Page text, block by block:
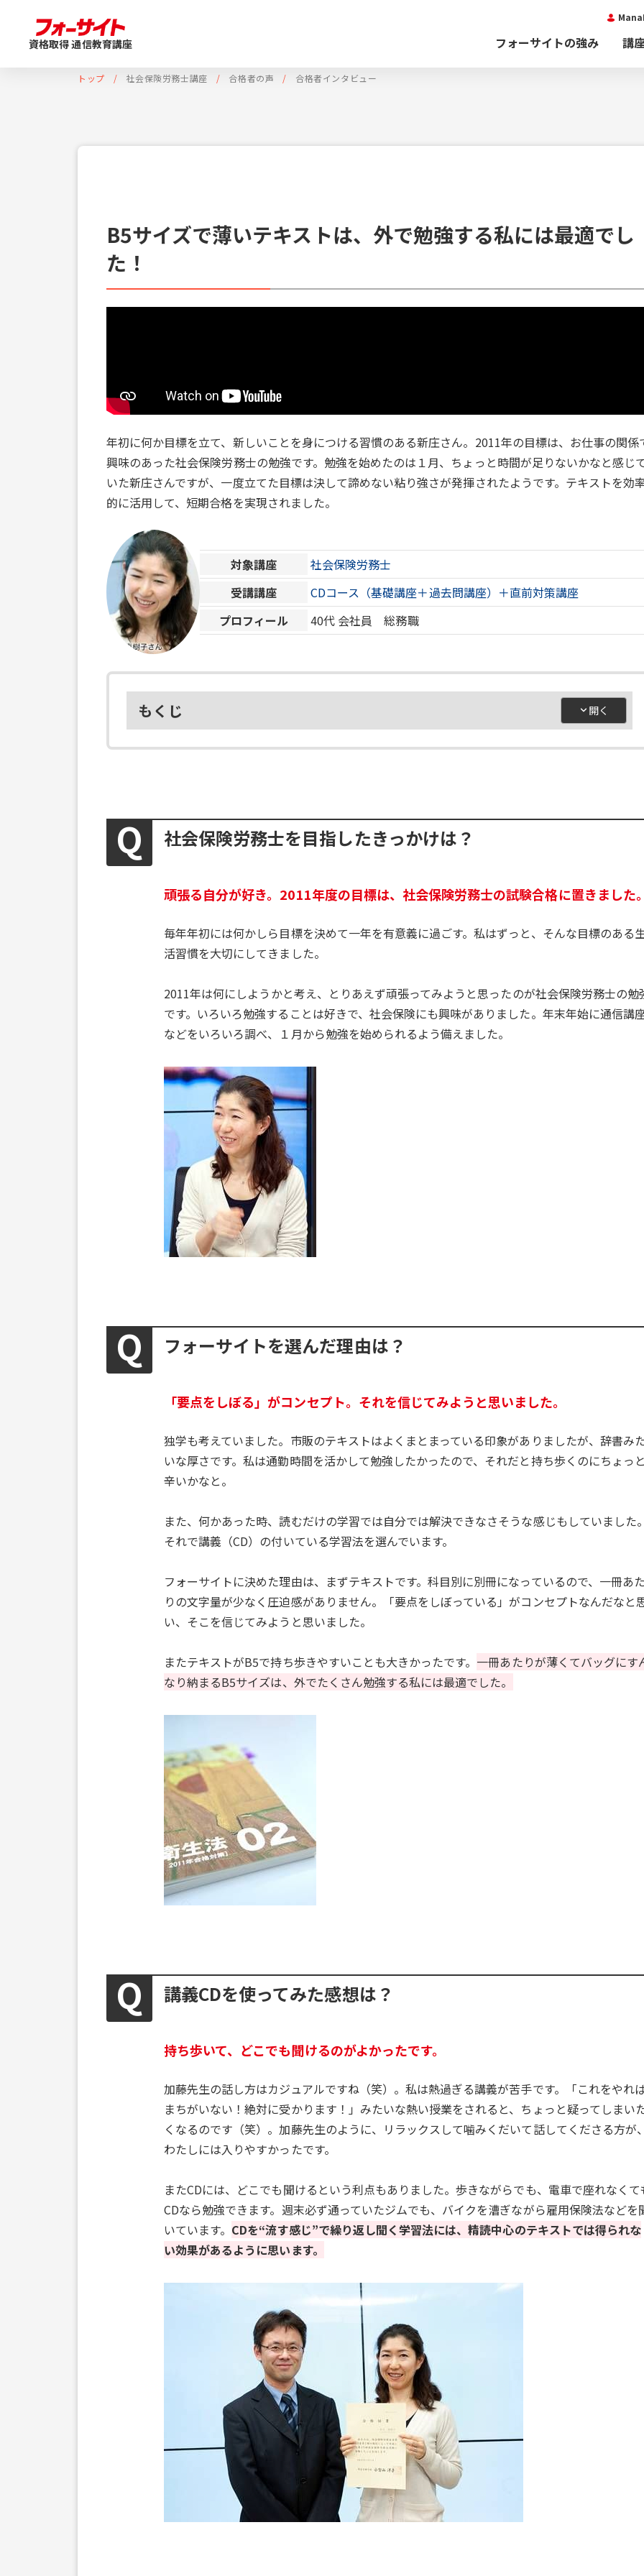
資格取得 通信教育講座 フォーサイトの強み 講
トップ 社会保険労務士講座 合格者の声 合格者インタビュー
B5サイズで薄いテキストは、外で勉強する私には最適でし
た！
年初に何か目標を立て、新しいことを身につける習慣のある新庄さん。2011年の目標は、お仕事の関係
興味のあった社会保険労務士の勉強です。勉強を始めたのは１月、ちょっと時間が足りないかなと感じ
いた新庄さんですが、一度立てた目標は決して諦めない粘り強さが発揮されたようです。テキストを効
的に活用して、短期合格を実現されました。
対象講座
社会保険労務士
受講講座
CDコース（基礎講座＋過去問講座）＋直前対策講座
プロフィール
40代 会社員 総務職
もくじ
社会保険労務士を目指したきっかけは？
頑張る自分が好き。2011年度の目標は、社会保険労務士の試験合格に置きました
毎年年初には何かしら目標を決めて一年を有意義に過ごす。私はずっと、そんな目標のある
活習慣を大切にしてきました。
2011年は何にしようかと考え、とりあえず頑張ってみようと思ったのが社会保険労務士の勉
です。いろいろ勉強することは好きで、社会保険にも興味がありました。年末年始に通信講
などをいろいろ調べ、１月から勉強を始められるよう備えました。
フォーサイトを選んだ理由は？
「要点をしぼる」がコンセプト。それを信じてみようと思いました。
独学も考えていました。市販のテキストはよくまとまっている印象がありましたが、辞書み
いな厚さです。私は通勤時間を活かして勉強したかったので、それだと持ち歩くのにちょっ
辛いかなと。
また、何かあった時、読むだけの学習では自分では解決できなさそうな感じもしていました
それで講義（CD）の付いている学習法を選んでいます。
フォーサイトに決めた理由は、まずテキストです。科目別に別冊になっているので、一冊あ
りの文字量が少なく圧迫感がありません。「要点をしぼっている」がコンセプトなんだなと
い、そこを信じてみようと思いました。
またテキストがB5で持ち歩きやすいことも大きかったです。 一冊あたりが薄くてバッグにす
なり納まるB5サイズは、外でたくさん勉強する私には最適でした。
講義CDを使ってみた感想は？
持ち歩いて、どこでも聞けるのがよかったです。
加藤先生の話し方はカジュアルですね（笑）。私は熱過ぎる講義が苦手です。「これをやれ
まちがいない！絶対に受かります！」みたいな熱い授業をされると、ちょっと疑ってしまい
くなるのです（笑）。加藤先生のように、リラックスして噛みくだいて話してくださる方が
わたしには入りやすかったです。
またCDには、どこでも聞けるという利点もありました。歩きながらでも、電車で座れなくて
CDなら勉強できます。週末必ず通っていたジムでも、バイクを漕ぎながら雇用保険法などを
いています。 CDを“流す感じ”で繰り返し聞く学習法には、精読中心のテキストでは得られな
い効果があるように思います。